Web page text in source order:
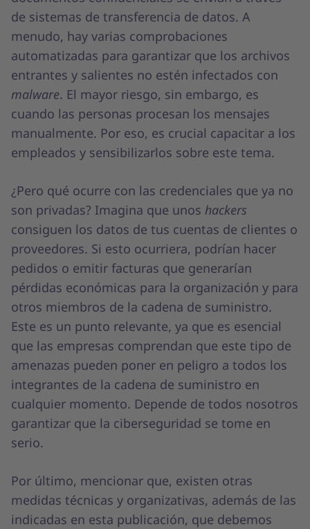
de sistemas de transferencia de datos. A
menudo, hay varias comprobaciones
automatizadas para garantizar que los archivos
entrantes y salientes no estén infectados con
malware. El mayor riesgo, sin embargo, es
cuando las personas procesan los mensajes
manualmente. Por eso, es crucial capacitar a los
empleados y sensibilizarlos sobre este tema.
¿Pero qué ocurre con las credenciales que ya no
son privadas? Imagina que unos hackers
consiguen los datos de tus cuentas de clientes o
proveedores. Si esto ocurriera, podrían hacer
pedidos o emitir facturas que generarían
pérdidas económicas para la organización y para
otros miembros de la cadena de suministro.
Este es un punto relevante, ya que es esencial
que las empresas comprendan que este tipo de
amenazas pueden poner en peligro a todos los
integrantes de la cadena de suministro en
cualquier momento. Depende de todos nosotros
garantizar que la ciberseguridad se tome en
serio.
Por último, mencionar que, existen otras
medidas técnicas y organizativas, además de las
indicadas en esta publicación, que debemos